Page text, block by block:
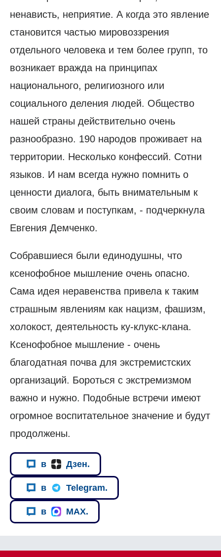
ненависть, неприятие. А когда это явление
становится частью мировоззрения
отдельного человека и тем более групп, то
возникает вражда на принципах
национального, религиозного или
социального деления людей. Общество
нашей страны действительно очень
разнообразно. 190 народов проживает на
территории. Несколько конфессий. Сотни
языков. И нам всегда нужно помнить о
ценности диалога, быть внимательным к
своим словам и поступкам, - подчеркнула
Евгения Демченко.
Собравшиеся были единодушны, что
ксенофобное мышление очень опасно.
Сама идея неравенства привела к таким
страшным явлениям как нацизм, фашизм,
холокост, деятельность ку-клукс-клана.
Ксенофобное мышление - очень
благодатная почва для экстремистских
организаций. Бороться с экстремизмом
важно и нужно. Подобные встречи имеют
огромное воспитательное значение и будут
продолжены.
в Дзен.
в Telegram.
в MAX.